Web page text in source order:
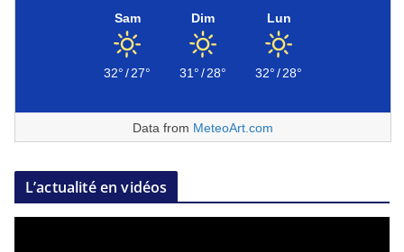
Sam
32°/27°
Dim
31°/28°
Lun
32°/28°
Data from MeteoArt.com
L’actualité en vidéos